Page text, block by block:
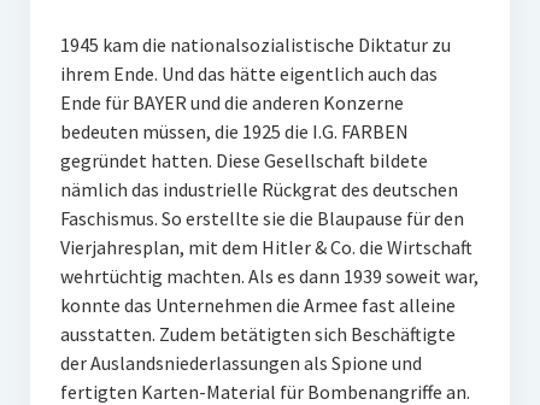
1945 kam die nationalsozialistische Diktatur zu
ihrem Ende. Und das hätte eigentlich auch das
Ende für BAYER und die anderen Konzerne
bedeuten müssen, die 1925 die I.G. FARBEN
gegründet hatten. Diese Gesellschaft bildete
nämlich das industrielle Rückgrat des deutschen
Faschismus. So erstellte sie die Blaupause für den
Vierjahresplan, mit dem Hitler & Co. die Wirtschaft
wehrtüchtig machten. Als es dann 1939 soweit war,
konnte das Unternehmen die Armee fast alleine
ausstatten. Zudem betätigten sich Beschäftigte
der Auslandsniederlassungen als Spione und
fertigten Karten-Material für Bombenangriffe an.